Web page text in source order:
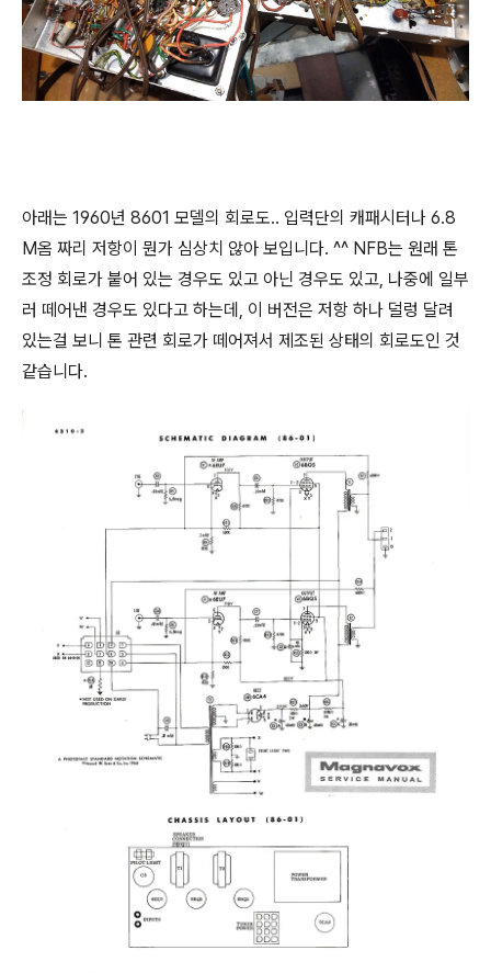
아래는 1960년 8601 모델의 회로도.. 입력단의 캐패시터나 6.8
M옴 짜리 저항이 뭔가 심상치 않아 보입니다. ^^ NFB는 원래 톤
조정 회로가 붙어 있는 경우도 있고 아닌 경우도 있고, 나중에 일부
러 떼어낸 경우도 있다고 하는데, 이 버전은 저항 하나 덜렁 달려
있는걸 보니 톤 관련 회로가 떼어져서 제조된 상태의 회로도인 것
같습니다.